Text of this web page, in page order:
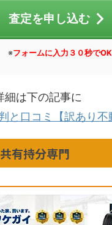
査定を申し込む
※フォームに入力３０秒でOK
細は下の記事に
と口コミ【訳あり不
有持分専門